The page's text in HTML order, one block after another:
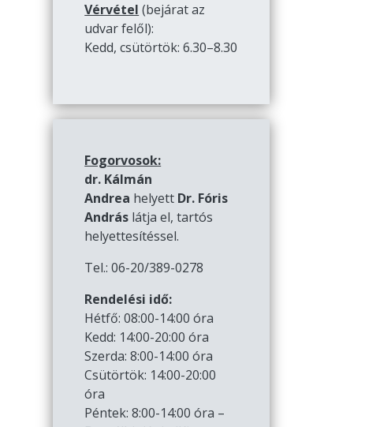
Vérvétel (bejárat az
udvar felől):
Kedd, csütörtök: 6.30–8.30
Fogorvosok:
dr. Kálmán
Andrea helyett Dr. Fóris
András látja el, tartós
helyettesítéssel.
Tel.: 06-20/389-0278
Rendelési idő:
Hétfő: 08:00-14:00 óra
Kedd: 14:00-20:00 óra
Szerda: 8:00-14:00 óra
Csütörtök: 14:00-20:00
óra
Péntek: 8:00-14:00 óra –